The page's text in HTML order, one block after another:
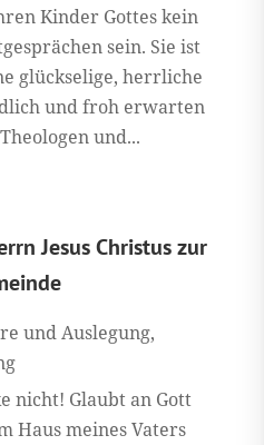
Kinder Gottes kein
sein. Sie ist
glückselige, herrliche
und froh erwarten
und...
Jesus Christus zur
und Auslegung,
nicht! Glaubt an Gott
Haus meines Vaters